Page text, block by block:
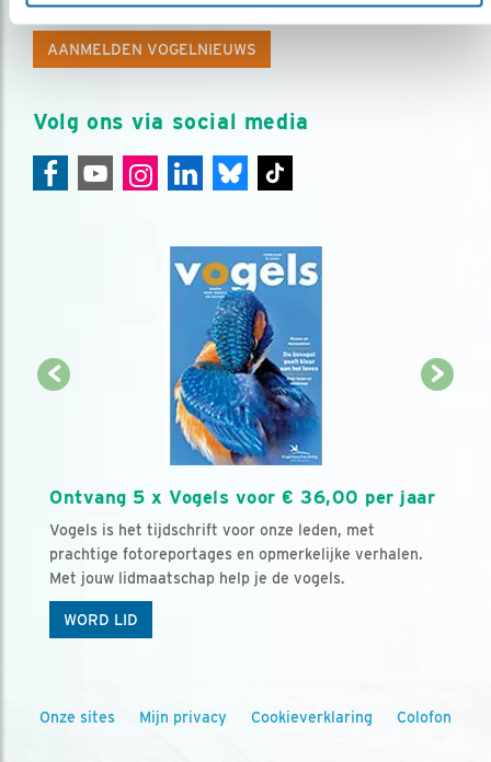
over vogels en activiteiten van Vogelbescherming.
AANMELDEN VOGELNIEUWS
Volg ons via social media
Ontvang 5 x Vogels voor € 36,00 per jaar
Vogels is het tijdschrift voor onze leden, met
prachtige fotoreportages en opmerkelijke verhalen.
Met jouw lidmaatschap help je de vogels.
WORD LID
Onze sites Mijn privacy Cookieverklaring Colofon